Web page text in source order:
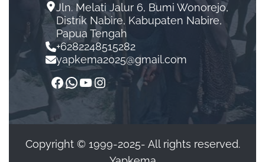
Jln. Melati Jalur 6, Bumi Wonorejo,
Distrik Nabire, Kabupaten Nabire,
Papua Tengah
+6282248515282
yapkema2025@gmail.com
Copyright © 1999-2025- All rights reserved.